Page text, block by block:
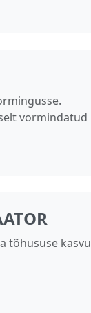
vormindatud
tõhususe kasvu